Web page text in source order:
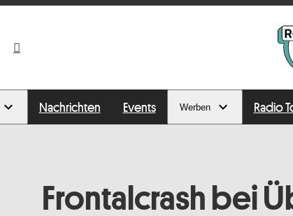
Nachrichten Events Werben Radio
Frontalcrash bei